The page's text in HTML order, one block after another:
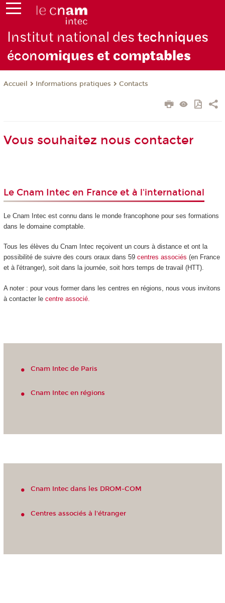
Institut national destechniques
économiques et comptables
Accueil Informations pratiques Contacts
Vous souhaitez nous contacter
Le Cnam Intec en France et à l'international
Le Cnam Intec est connu dans le monde francophone pour ses formations
dans le domaine comptable.
Tous les élèves du Cnam Intec reçoivent un cours à distance et ont la
possibilité de suivre des cours oraux dans 59 centres associés (en France
et à l'étranger), soit dans la journée, soit hors temps de travail (HTT).
A noter : pour vous former dans les centres en régions, nous vous invitons
à contacter le centre associé.
Cnam Intec de Paris
Cnam Intec en régions
Cnam Intec dans les DROM-COM
Centres associés à l'étranger